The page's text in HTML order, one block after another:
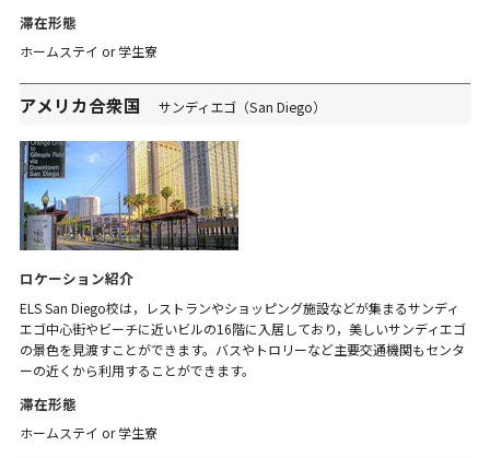
滞在形態
ホームステイ or 学生寮
アメリカ合衆国 サンディエゴ（San Diego）
ロケーション紹介
ELS San Diego校は，レストランやショッピング施設などが集まるサンディ
エゴ中心街やビーチに近いビルの16階に入居しており，美しいサンディエゴ
の景色を見渡すことができます。バスやトロリーなど主要交通機関もセンタ
ーの近くから利用することができます。
滞在形態
ホームステイ or 学生寮